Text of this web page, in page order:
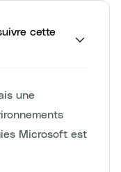
cette
une
Microsoft est